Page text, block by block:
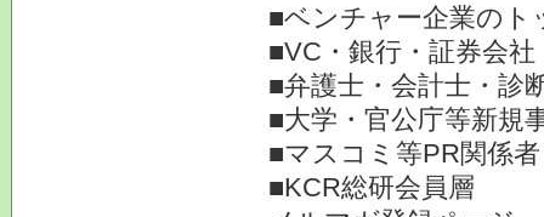
■ベンチャー企業のト
■VC・銀行・証券会
■弁護士・会計士・診
■大学・官公庁等新規
■マスコミ等PR関係者
■KCR総研会員層